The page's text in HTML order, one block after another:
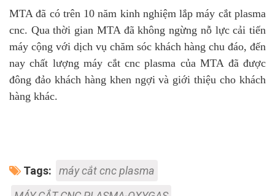
MTA đã có trên 10 năm kinh nghiệm lắp máy cắt plasma
cnc. Qua thời gian MTA đã không ngừng nỗ lực cải tiến
máy cộng với dịch vụ chăm sóc khách hàng chu đáo, đến
nay chất lượng máy cắt cnc plasma của MTA đã được
đông đảo khách hàng khen ngợi và giới thiệu cho khách
hàng khác.
Tags:
máy cắt cnc plasma